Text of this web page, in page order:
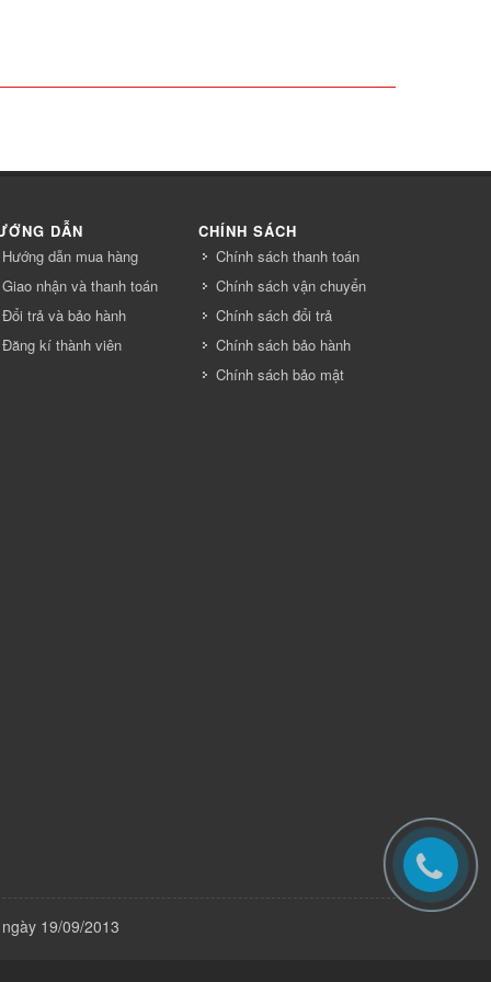
DẪN
Hướng dẫn mua hàng
Giao nhận và thanh toán
Đổi trả và bảo hành
Đăng kí thành viên
CHÍNH SÁCH
Chính sách thanh toán
Chính sách vận chuyển
Chính sách đổi trả
Chính sách bảo hành
Chính sách bảo mật
19/09/2013